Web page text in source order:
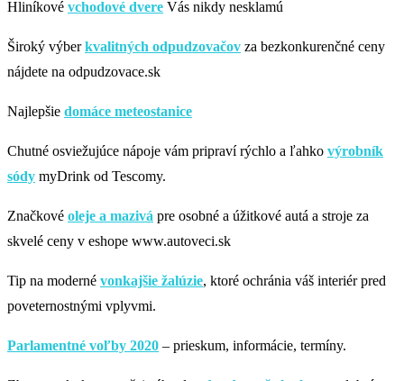
Hliníkové vchodové dvere Vás nikdy nesklamú
Široký výberkvalitných odpudzovačov za bezkonkurenčné ceny
nájdete na odpudzovace.sk
Najlepšie domáce meteostanice
Chutné osviežujúce nápoje vám pripraví rýchlo a ľahko výrobník
sódy myDrink od Tescomy.
Značkové oleje a mazivá pre osobné a úžitkové autá a stroje za
skvelé ceny v eshope www.autoveci.sk
Tip na moderné vonkajšie žalúzie, ktoré ochránia váš interiér pred
poveternostnými vplyvmi.
Parlamentné voľby 2020 – prieskum, informácie, termíny.